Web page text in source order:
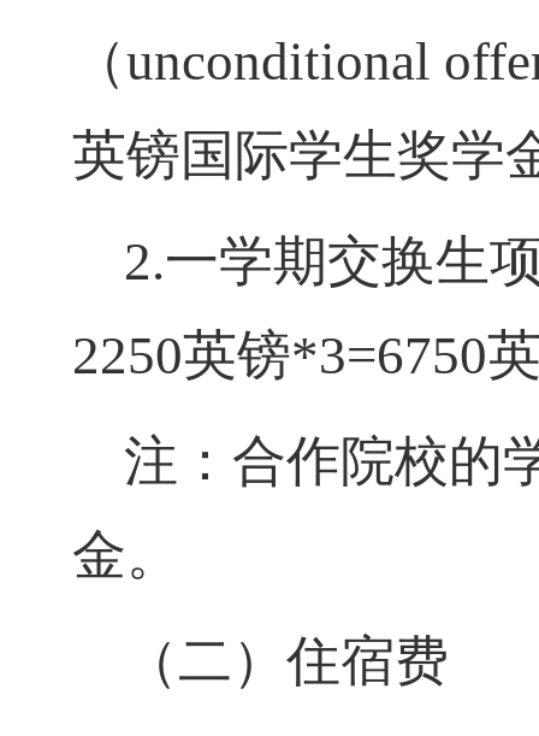
（unconditional
英镑国际学生奖学
2.一学期交换生
2250英镑*3=6750
注：合作院校的
金。
（二）住宿费